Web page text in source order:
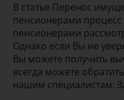
В статье Перенос
пенсионерами
пенсионерами
Однако если Вы не
Вы можете получить
всегда можете
нашим специалистам: